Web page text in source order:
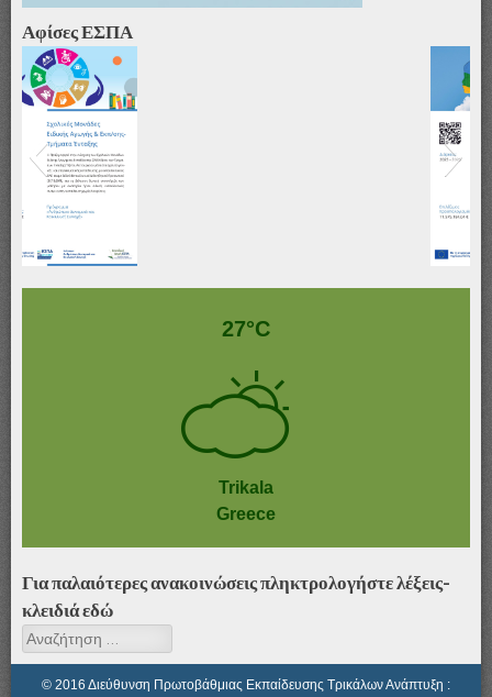
Αφίσες ΕΣΠΑ
27°C
Trikala
Greece
Για παλαιότερες ανακοινώσεις πληκτρολογήστε λέξεις-
κλειδιά εδώ
Αναζήτηση
© 2016 Διεύθυνση Πρωτοβάθμιας Εκπαίδευσης Τρικάλων Ανάπτυξη :